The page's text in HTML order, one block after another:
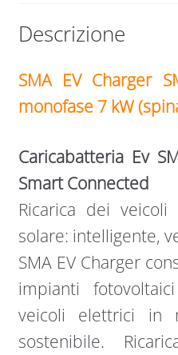
Descrizione
SMA EV Charger
monofase 7 kW
Caricabatteria Ev
Smart Connected
Ricarica dei
solare: intelligente,
SMA EV Charger
impianti
veicoli elettrici in
sostenibile.